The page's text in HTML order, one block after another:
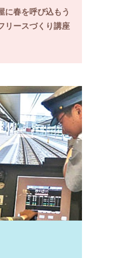
に春を呼び込もう
リースづくり講座